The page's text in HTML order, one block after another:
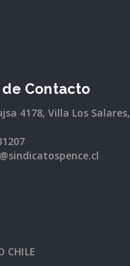
Contacto
4178, Villa Los Salares,
CHILE